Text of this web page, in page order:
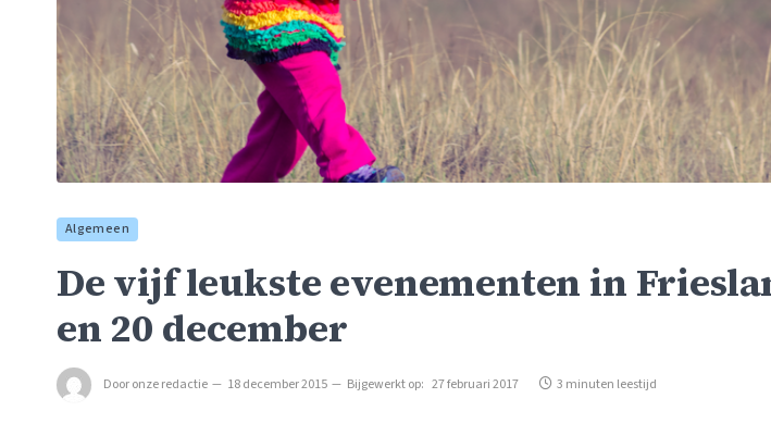
Algemeen
De vijf leukste evenementen in
en 20 december
Dooronze redactie 18 december 2015 Bijgewerkt op: 27 februari 2017 3 minuten leestijd